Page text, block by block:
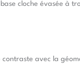
cloche évasée à
avec la